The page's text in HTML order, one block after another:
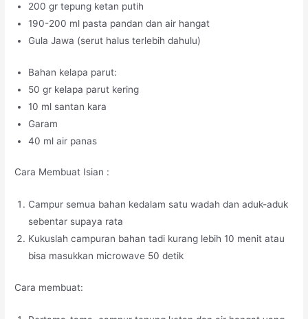
200 gr tepung ketan putih
190-200 ml pasta pandan dan air hangat
Gula Jawa (serut halus terlebih dahulu)
Bahan kelapa parut:
50 gr kelapa parut kering
10 ml santan kara
Garam
40 ml air panas
Cara Membuat Isian :
Campur semua bahan kedalam satu wadah dan aduk-aduk
sebentar supaya rata
Kukuslah campuran bahan tadi kurang lebih 10 menit atau
bisa masukkan microwave 50 detik
Cara membuat: